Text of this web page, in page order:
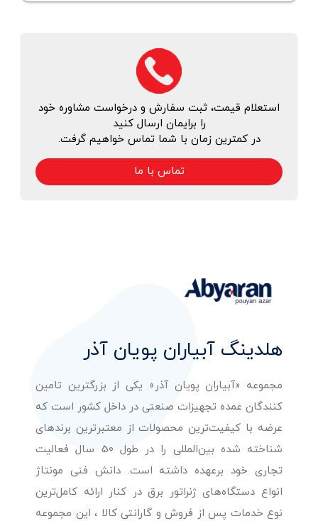
استعلام قیمت، ثبت سفارش و درخواست مشاوره خود
را برایمان ارسال کنید
در کمترین زمان با شما تماس خواهیم گرفت.
تماس با ما
هلدینگ آبیاران پویان آذر
مجموعه «آبیاران پویان آذر» یکی از بزرگترین تامین
کنندگان عمده تجهیزات صنعتی در داخل کشور است که
عرضه با کیفیت‌ترین محصولات از معتبرترین برندهای
شناخته شده بین‌المللی را در طول 50 سال فعالیت
تجاری خود برعهده داشته است. دانش فنی مونتاژ
انواع دستگاه‌های ژنراتور برق در کنار ارائه کامل‌ترین
نوع خدمات پس از فروش و گارانتی کالا ، این مجموعه